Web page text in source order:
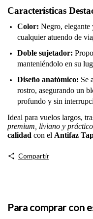
Características
Color: Negro, elegante
cualquier atuendo de
Doble sujetador:
manteniéndolo en su
Diseño anatómico: Se
rostro, asegurando un
profundo y sin
Ideal para vuelos largos,
premium, liviano y práctico
calidad con el Antifaz
Compartir
Para comprar con